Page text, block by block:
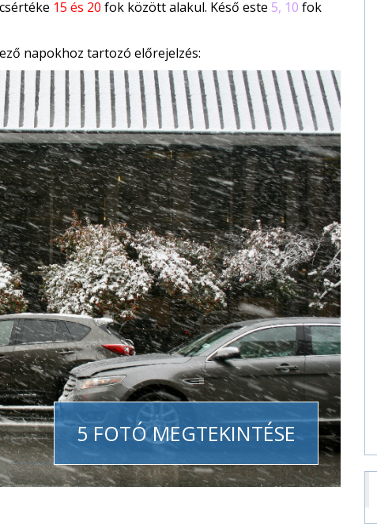
15 és 20 fok között alakul. Késő este 5, 10 fok
napokhoz tartozó előrejelzés:
5 FOTÓ MEGTEKINTÉSE